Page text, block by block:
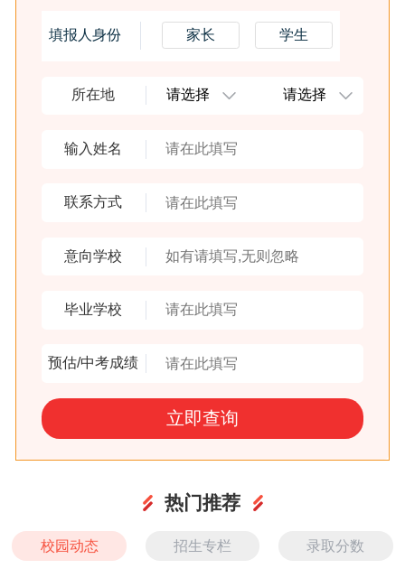
填报人身份 家长 学生
所在地
输入姓名
联系方式
意向学校
毕业学校
预估/中考成绩
热门推荐
校园动态 招生专栏 录取分数